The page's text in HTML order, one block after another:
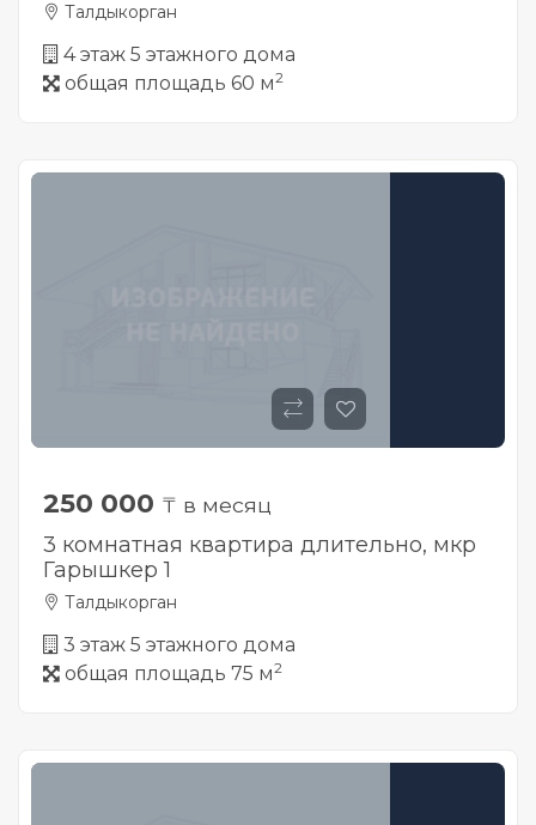
Талдыкорган
4 этаж 5 этажного дома
общая площадь 60 м2
250 000 ₸ в месяц
3 комнатная квартира длительно, мкр
Гарышкер 1
Талдыкорган
3 этаж 5 этажного дома
общая площадь 75 м2